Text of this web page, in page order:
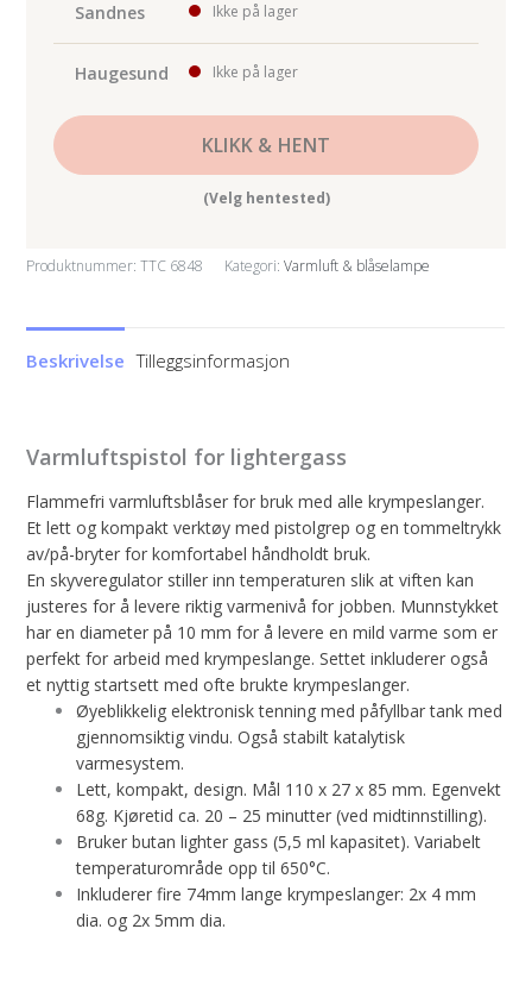
Sandnes Ikke på lager
Haugesund Ikke på lager
KLIKK & HENT
(Velg hentested)
Produktnummer:TTC 6848 Kategori:Varmluft & blåselampe
Beskrivelse Tilleggsinformasjon
Varmluftspistol for lightergass
Flammefri varmluftsblåser for bruk med alle krympeslanger.
Et lett og kompakt verktøy med pistolgrep og en tommeltrykk
av/på-bryter for komfortabel håndholdt bruk.
En skyveregulator stiller inn temperaturen slik at viften kan
justeres for å levere riktig varmenivå for jobben. Munnstykket
har en diameter på 10 mm for å levere en mild varme som er
perfekt for arbeid med krympeslange. Settet inkluderer også
et nyttig startsett med ofte brukte krympeslanger.
Øyeblikkelig elektronisk tenning med påfyllbar tank med
gjennomsiktig vindu. Også stabilt katalytisk
varmesystem.
Lett, kompakt, design. Mål 110 x 27 x 85 mm. Egenvekt
68g. Kjøretid ca. 20 – 25 minutter (ved midtinnstilling).
Bruker butan lighter gass (5,5 ml kapasitet). Variabelt
temperaturområde opp til 650°C.
Inkluderer fire 74mm lange krympeslanger: 2x 4 mm
dia. og 2x 5mm dia.